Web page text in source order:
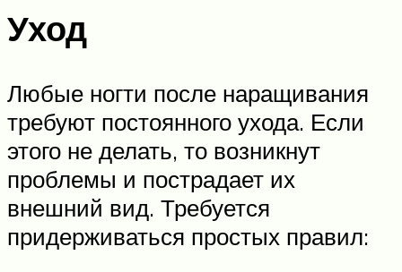
Уход
Любые ногти после наращивания
требуют постоянного ухода. Если
этого не делать, то возникнут
проблемы и пострадает их
внешний вид. Требуется
придерживаться простых правил: